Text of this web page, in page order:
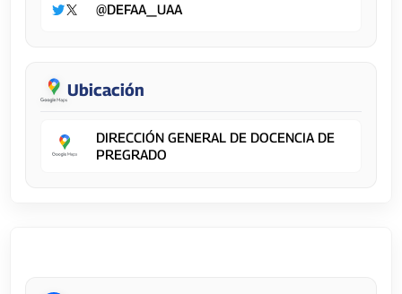
@DEFAA_UAA
Ubicación
DIRECCIÓN GENERAL DE DOCENCIA DE
PREGRADO